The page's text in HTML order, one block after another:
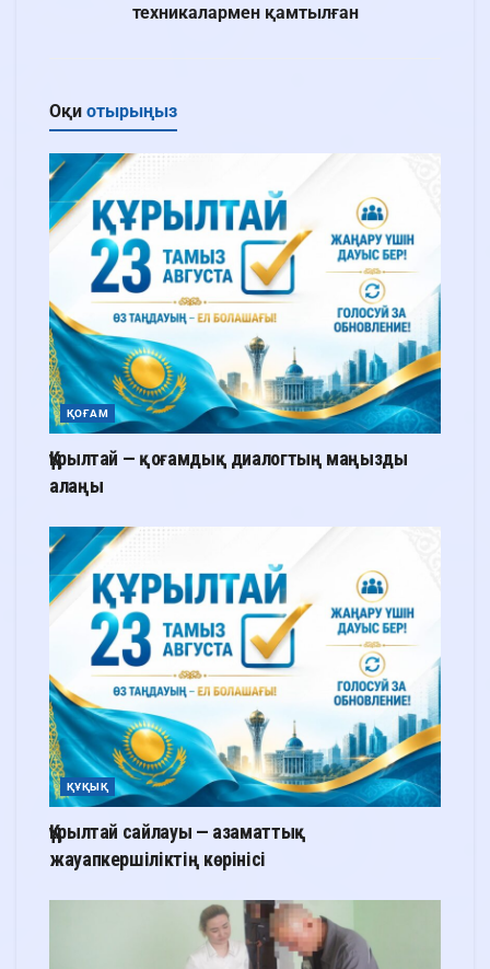
техникалармен қамтылған
Оқи отырыңыз
ҚОҒАМ
Құрылтай — қоғамдық диалогтың маңызды
алаңы
ҚҰҚЫҚ
Құрылтай сайлауы — азаматтық
жауапкершіліктің көрінісі